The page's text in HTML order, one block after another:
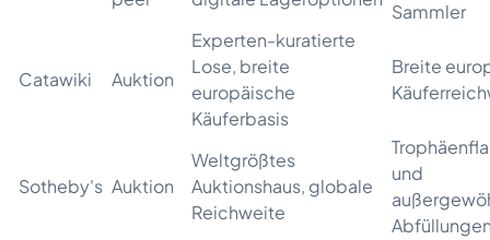
Sammler
Catawiki Auktion
Experten-kuratierte
Lose, breite
europäische
Käuferbasis
Breite
Sotheby's Auktion
Weltgrößtes
Auktionshaus, globale
Reichweite
und